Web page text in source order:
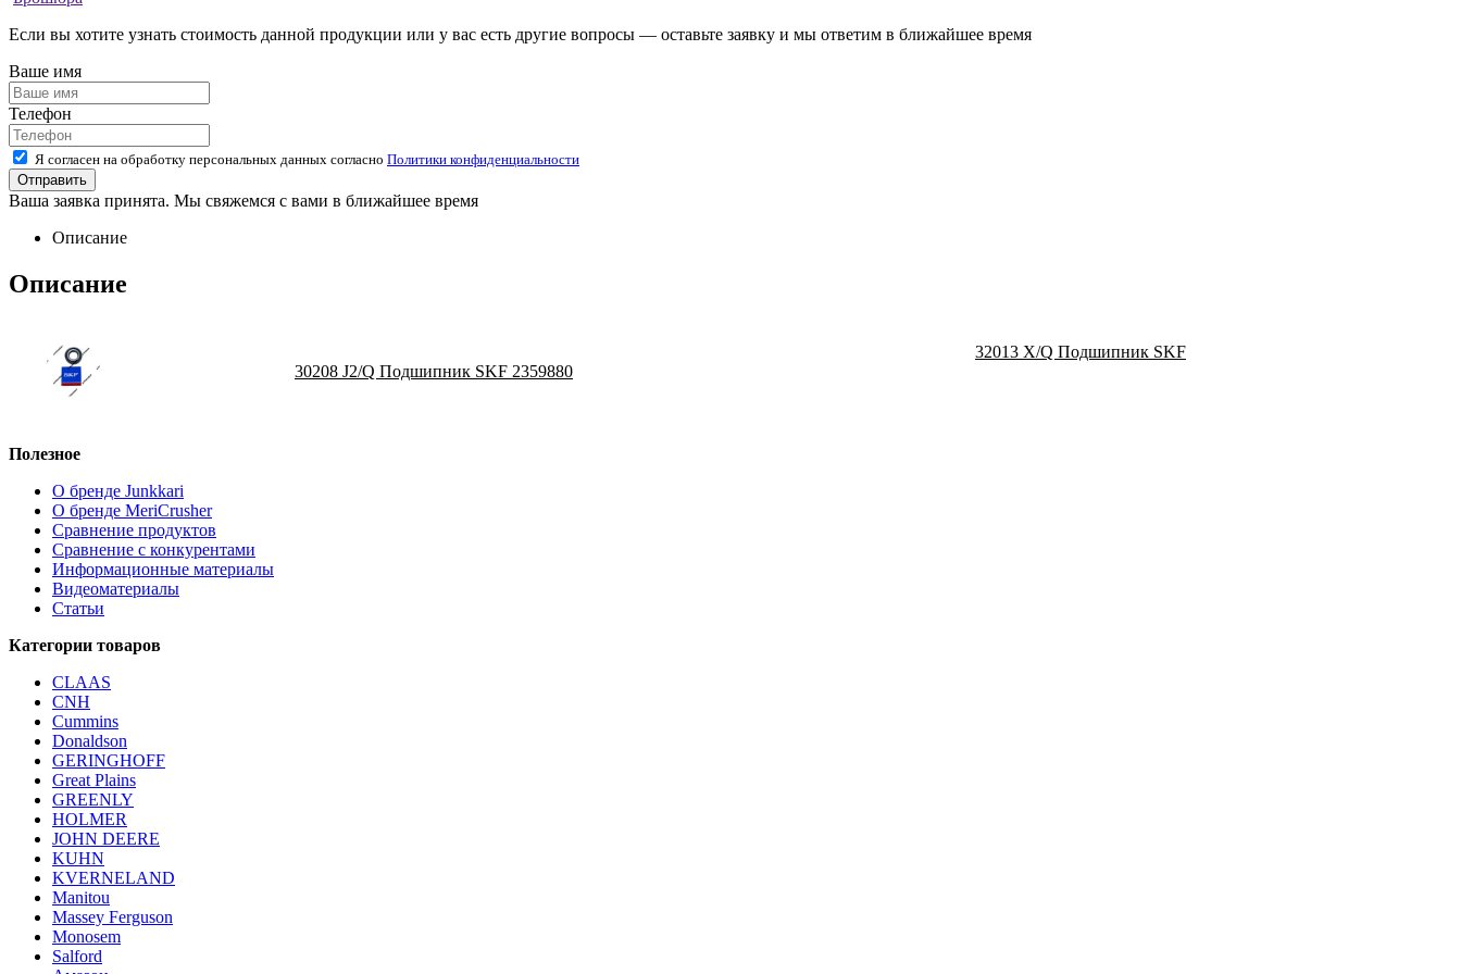
Если вы хотите узнать стоимость данной продукции или у вас есть другие вопросы — оставьте заявку и мы ответим в ближайшее время
Ваше имя
Телефон
Я согласен на обработку персональных данных согласно Политики конфиденциальности
Ваша заявка принята. Мы свяжемся с вами в ближайшее время
Описание
Описание
30208 J2/Q Подшипник SKF 2359880
32013 X/Q Подшипник SKF
Полезное
О бренде Junkkari
О бренде MeriCrusher
Сравнение продуктов
Сравнение с конкурентами
Информационные материалы
Видеоматериалы
Статьи
Категории товаров
CLAAS
CNH
Cummins
Donaldson
GERINGHOFF
Great Plains
GREENLY
HOLMER
JOHN DEERE
KUHN
KVERNELAND
Manitou
Massey Ferguson
Monosem
Salford